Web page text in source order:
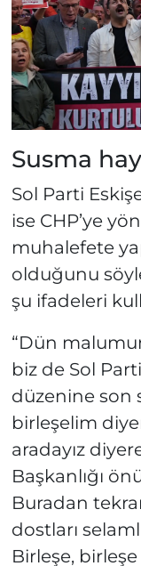
Susma
Sol Parti
ise CHP’ye
muhalefete
olduğunu
şu ifadeleri
“Dün
biz de Sol
düzenine son
birleşelim
aradayız
Başkanlığı
Buradan
dostları
Birleşe, birleşe